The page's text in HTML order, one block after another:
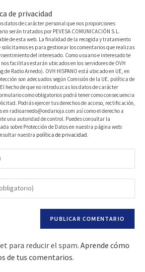
de privacidad
datos de carácter personal que nos proporciones
serán tratados por PEVESA COMUNICACIÓN S.L.
de esta web. La finalidad de la recogida y tratamiento
solicitamos es para gestionar los comentarios que realizas
del interesado. Como usuario e interesado te
facilitas estarán ubicados en los servidores de OVH
de Radio Arnedo). OVH HISPANO está ubicado en UE, en
son adecuados según Comisión de la UE. política de
hecho de que no introduzcas los datos de carácter
como obligatorios podrá tener como consecuencia
Podrás ejercer tus derechos de acceso, rectificación,
radioarnedo@ondarioja.com así como el derecho a
una autoridad de control. Puedes consultar la
sobre Protección de Datos en nuestra página web:
nuestra política de privacidad.
para reducir el spam. Aprende cómo
de tus comentarios.